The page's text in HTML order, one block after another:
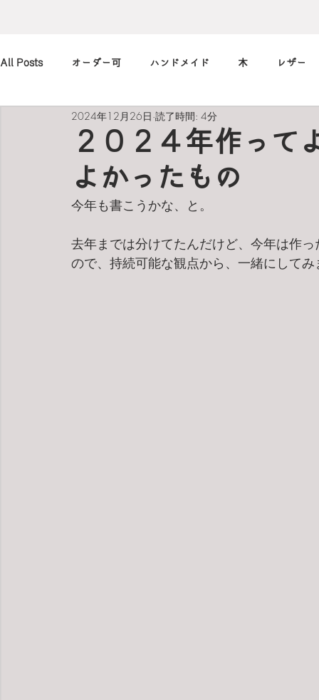
All Posts オーダー可 ハンドメイド 木 レザー
カメラ 本 筆記用具
買ったもの 小休止の
２０２４年作って
よかったもの
2024年12月26日 読了時間: 4分
今年も書こうかな、と。
去年までは分けてたんだけど、今年は作
ので、持続可能な観点から、一緒にしてみ